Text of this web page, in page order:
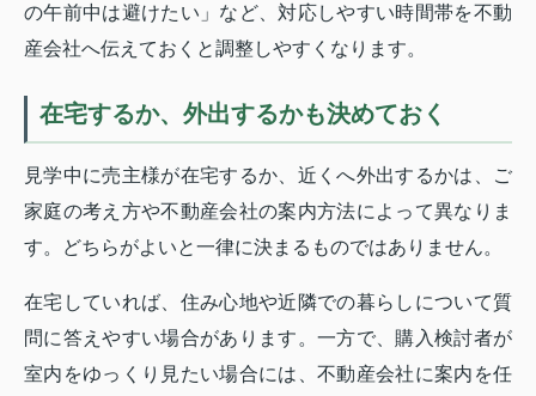
の午前中は避けたい」など、対応しやすい時間帯を不動
産会社へ伝えておくと調整しやすくなります。
在宅するか、外出するかも決めておく
見学中に売主様が在宅するか、近くへ外出するかは、ご
家庭の考え方や不動産会社の案内方法によって異なりま
す。どちらがよいと一律に決まるものではありません。
在宅していれば、住み心地や近隣での暮らしについて質
問に答えやすい場合があります。一方で、購入検討者が
室内をゆっくり見たい場合には、不動産会社に案内を任